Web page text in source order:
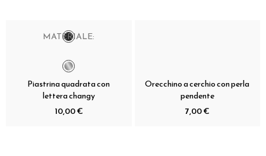
MATERIALE:
Piastrina quadrata con
lettera changy
10,00 €
Orecchino a cerchio con perla
pendente
7,00 €